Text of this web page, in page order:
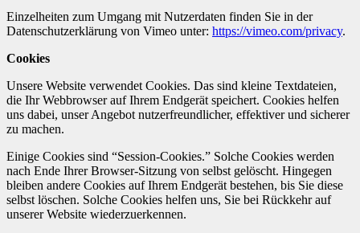
Einzelheiten zum Umgang mit Nutzerdaten finden Sie in der
Datenschutzerklärung von Vimeo unter: https://vimeo.com/privacy.
Cookies
Unsere Website verwendet Cookies. Das sind kleine Textdateien,
die Ihr Webbrowser auf Ihrem Endgerät speichert. Cookies helfen
uns dabei, unser Angebot nutzerfreundlicher, effektiver und sicherer
zu machen.
Einige Cookies sind “Session-Cookies.” Solche Cookies werden
nach Ende Ihrer Browser-Sitzung von selbst gelöscht. Hingegen
bleiben andere Cookies auf Ihrem Endgerät bestehen, bis Sie diese
selbst löschen. Solche Cookies helfen uns, Sie bei Rückkehr auf
unserer Website wiederzuerkennen.